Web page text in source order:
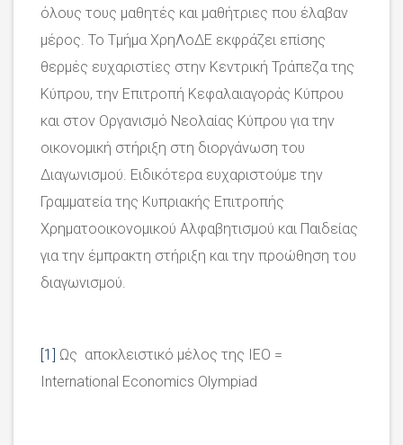
όλους τους μαθητές και μαθήτριες που έλαβαν
μέρος. Το Τμήμα ΧρηΛοΔΕ εκφράζει επίσης
θερμές ευχαριστίες στην Κεντρική Τράπεζα της
Κύπρου, την Επιτροπή Κεφαλαιαγοράς Κύπρου
και στον Οργανισμό Νεολαίας Κύπρου για την
οικονομική στήριξη στη διοργάνωση του
Διαγωνισμού. Ειδικότερα ευχαριστούμε την
Γραμματεία της Κυπριακής Επιτροπής
Χρηματοοικονομικού Αλφαβητισμού και Παιδείας
για την έμπρακτη στήριξη και την προώθηση του
διαγωνισμού.
[1] Ως αποκλειστικό μέλος της ΙΕΟ =
International Economics Olympiad